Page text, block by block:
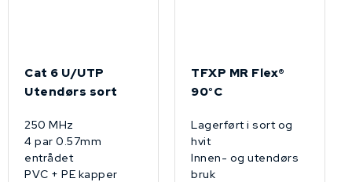
Cat 6 U/UTP
Utendørs sort
250 MHz
4 par 0.57mm
entrådet
PVC + PE kapper
TFXP MR Flex®
90°C
Lagerført i sort og
hvit
Innen- og utendørs
bruk